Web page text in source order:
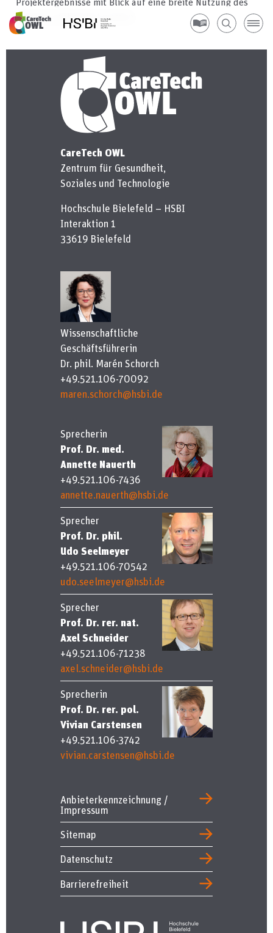
Systems aufbereitet werden.
CareTech OWL
Zentrum für Gesundheit,
Soziales und Technologie
Hochschule Bielefeld – HSBI
Interaktion 1
33619 Bielefeld
Wissenschaftliche
Geschäftsführerin
Dr. phil. Marén Schorch
+49.521.106-70092
maren.schorch@hsbi.de
Sprecherin
Prof. Dr. med.
Annette Nauerth
+49.521.106-7436
annette.nauerth@hsbi.de
Sprecher
Prof. Dr. phil.
Udo Seelmeyer
+49.521.106-70542
udo.seelmeyer@hsbi.de
Sprecher
Prof. Dr. rer. nat.
Axel Schneider
+49.521.106-71238
axel.schneider@hsbi.de
Sprecherin
Prof. Dr. rer. pol.
Vivian Carstensen
+49.521.106-3742
vivian.carstensen@hsbi.de
Anbieterkennzeichnung /
Impressum
Sitemap
Datenschutz
Barrierefreiheit